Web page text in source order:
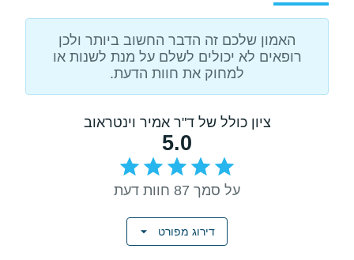
האמון שלכם זה הדבר החשוב ביותר ולכן
רופאים לא יכולים לשלם על מנת לשנות או
למחוק את חוות הדעת.
ציון כולל של ד"ר אמיר וינטראוב
5.0
על סמך 87 חוות דעת
דירוג מפורט